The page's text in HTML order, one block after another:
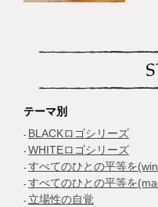
テーマ別
BLACKロゴシリーズ
WHITEロゴシリーズ
すべてのひとの平等を
すべてのひとの平等を
立場性の自覚